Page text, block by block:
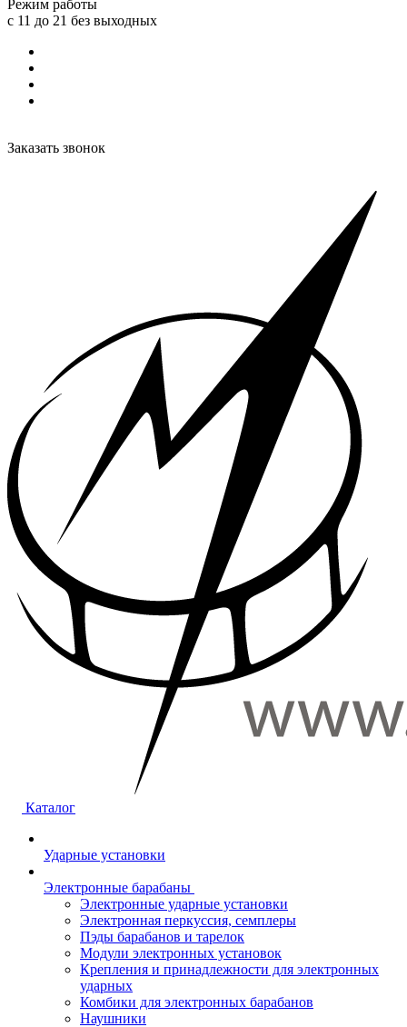
Режим работы
с 11 до 21 без выходных
Заказать звонок
Каталог
Ударные установки
Электронные барабаны
Электронные ударные установки
Электронная перкуссия, семплеры
Пэды барабанов и тарелок
Модули электронных установок
Крепления и принадлежности для электронных
ударных
Комбики для электронных барабанов
Наушники